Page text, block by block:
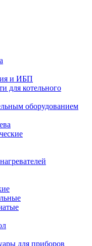
и ИБП
для котельного
оборудованием
для приборов